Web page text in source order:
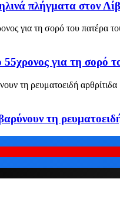
πλήγματα στον
για τη σορό
τη